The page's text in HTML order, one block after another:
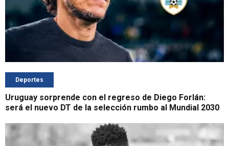
Deportes
Uruguay sorprende con el regreso de Diego Forlán:
será el nuevo DT de la selección rumbo al Mundial 2030